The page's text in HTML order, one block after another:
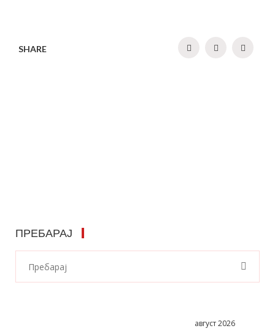
SHARE
ПРЕБАРАЈ
август 2026